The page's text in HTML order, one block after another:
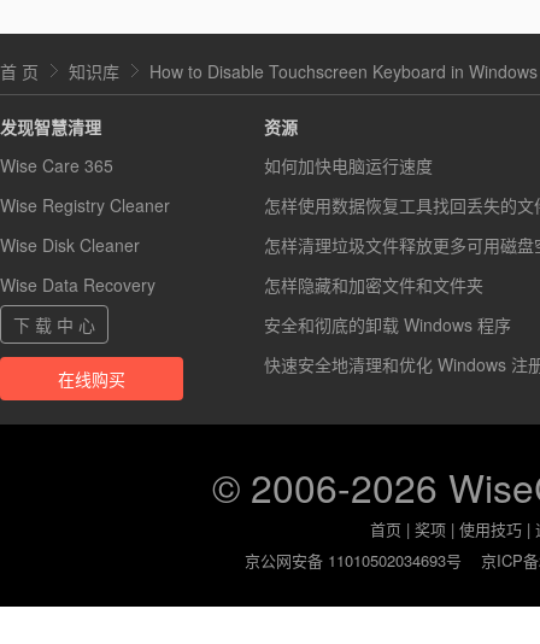
首 页 知识库 How to Disable Touchscreen Keyboard in
发现智慧清理
Wise Care 365
Wise Registry Cleaner
Wise Disk Cleaner
Wise Data Recovery
下 载 中 心
在线购买
资源
如何加快电脑运行速度
怎样使用数据恢复工具找回丢失的文
怎样清理垃圾文件释放更多可用磁盘
怎样隐藏和加密文件和文件夹
安全和彻底的卸载 Windows 程序
快速安全地清理和优化 Windows 注
© 2006-2026
首页 |奖项 |使用技巧 |
京公网安备 11010502034693号
京ICP